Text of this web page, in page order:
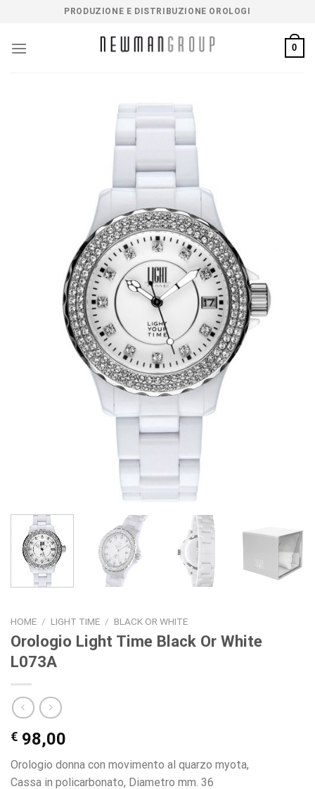
contenuti
PRODUZIONE E DISTRIBUZIONE OROLOGI
0
HOME / LIGHT TIME / BLACK OR WHITE
Orologio Light Time Black Or White
L073A
€ 98,00
Orologio donna con movimento al quarzo myota,
Cassa in policarbonato, Diametro mm. 36